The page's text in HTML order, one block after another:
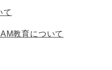
て
教育について